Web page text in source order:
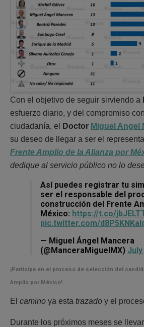
Con el objetivo de seguir sirviendo a
esfuerzo diario, y del compromiso
ciudadanía, el
Doctor Miguel Angel
su deseo de llegar a ser el
Frente Amplio de la Alianza por
dedique al servicio público no lo
Así puedes registrar tu
ser el responsable del
construcción del Frente
México: https://t.co/
pic.twitter.com/
— Miguel Ángel Mancera
(@ManceraMiguelMX) July
¡Participa en el proceso de selección del
Amplio por México!
El camino ya esta trazado y el
Durante los próximos meses se